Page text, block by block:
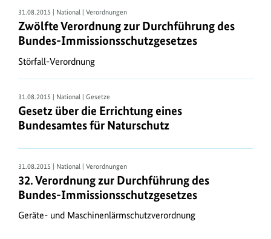
der
Europäischen
Union,
Abschluss
umweltvölkerrechtlicher
Verträge
sowie
Regelungsaktivitäten
Ebene
entsteht
laufend
neues
31.08.2015 | National | Verordnungen
Zwölfte Verordnung zur Durchführung des
Bundes-Immissionsschutzgesetzes
Störfall-Verordnung
31.08.2015 | National | Gesetze
Gesetz über die Errichtung eines
Bundesamtes für Naturschutz
31.08.2015 | National | Verordnungen
32. Verordnung zur Durchführung des
Bundes-Immissionsschutzgesetzes
Geräte- und Maschinenlärmschutzverordnung